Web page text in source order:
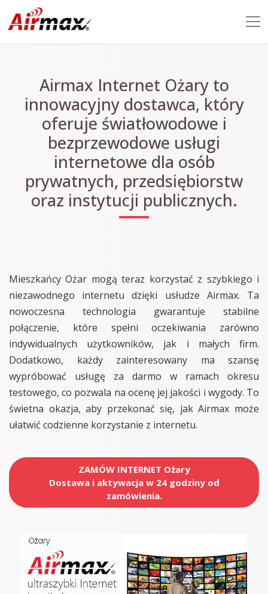
Airmax Internet Ożary to
innowacyjny dostawca, który
oferuje światłowodowe i
bezprzewodowe usługi
internetowe dla osób
prywatnych, przedsiębiorstw
oraz instytucji publicznych.
Mieszkańcy Ożar mogą teraz korzystać z szybkiego i
niezawodnego internetu dzięki usłudze Airmax. Ta
nowoczesna technologia gwarantuje stabilne
połączenie, które spełni oczekiwania zarówno
indywidualnych użytkowników, jak i małych firm.
Dodatkowo, każdy zainteresowany ma szansę
wypróbować usługę za darmo w ramach okresu
testowego, co pozwala na ocenę jej jakości i wygody. To
świetna okazja, aby przekonać się, jak Airmax może
ułatwić codzienne korzystanie z internetu.
ZAMÓW INTERNET Ożary
Dostawa i aktywacja w 24 godziny od
zamówienia.